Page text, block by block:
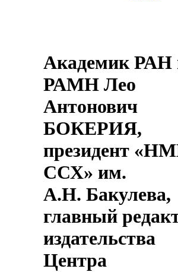
Академик РАН
РАМН Лео
Антонович
БОКЕРИЯ,
президент
ССХ» им.
А.Н. Бакулева,
главный
издательства
Центра